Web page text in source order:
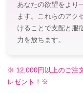
あなたの欲望をより
ます。これらのアク
けることで支配と服
力を放ちます。
※ 12,000円以上のご注
レゼント！※